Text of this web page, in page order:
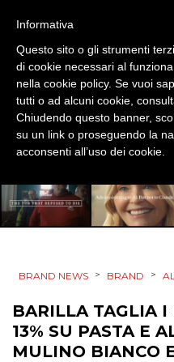
STRATEGIE
CINEMA
EDITORIA
RADIO / AUDIO
TV
BRAND NEWS > BRAND >
BARILLA TAGLIA
13% SU PASTA E
MULINO BIANCO
Informativa
Questo sito o gli strumenti
di cookie necessari al
nella cookie policy. Se vuoi
tutti o ad alcuni cookie,
Chiudendo questo banner,
su un link o proseguendo la
acconsenti all’uso dei cookie.